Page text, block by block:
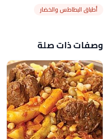
أطباق البطاطس والخضار
وصفات ذات صلة